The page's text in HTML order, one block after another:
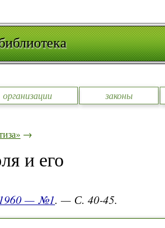
организации законы
→
и его
1960 — №1. — С. 40-45.